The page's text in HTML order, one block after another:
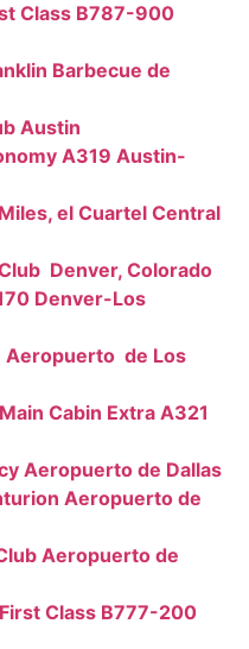
Class B787-900
Barbecue de
Austin
A319 Austin-
el Cuartel Central
Denver, Colorado
Denver-Los
Aeropuerto de Los
Cabin Extra A321
Aeropuerto de Dallas
Aeropuerto de
Aeropuerto de
Class B777-200